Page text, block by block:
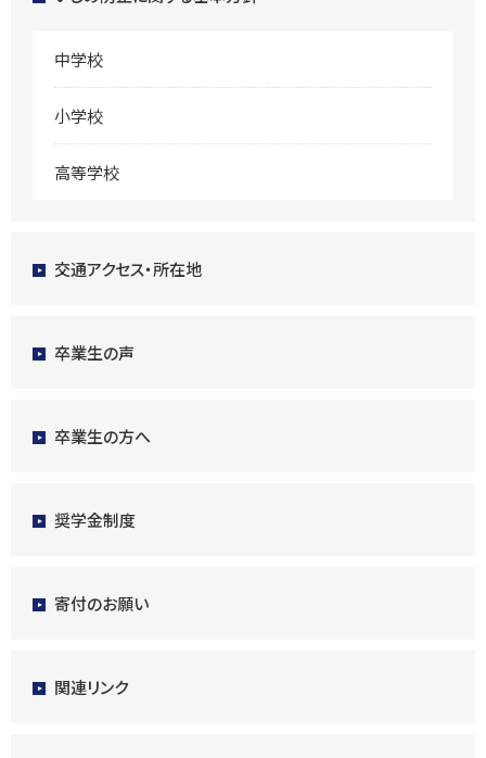
中学校
小学校
高等学校
交通アクセス・所在地
卒業生の声
卒業生の方へ
奨学金制度
寄付のお願い
関連リンク